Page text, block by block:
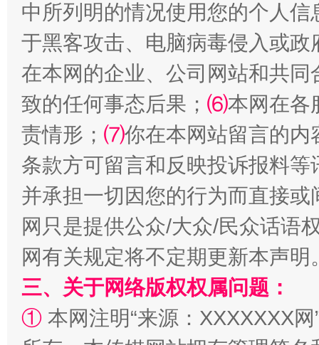
规模最大的光氢储一体化项目 走
镜头丨大暑三秋近 山西：
中所列明的情况使用您的个人
于黑客攻击、电脑病毒侵入或
在本网的企业、公司网站和共
致的任何事态后果； ⑹本网在各
责情形； ⑺你在本网站留言的内
条款方可留言和反映投诉报料
并承担一切因您的行为而直接
网只是提供公众/大众/民众话语
网有关规定将不定期更新本声明
三、关于网络版权权属问题：
① 本网注明“来源：XXXXXXX